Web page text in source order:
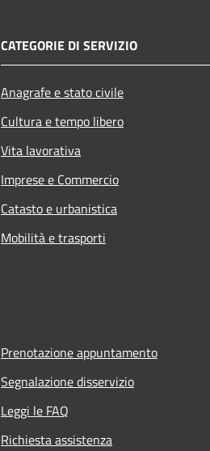
CATEGORIE DI SERVIZIO
Anagrafe e stato civile
Cultura e tempo libero
Vita lavorativa
Imprese e Commercio
Catasto e urbanistica
Mobilità e trasporti
Prenotazione appuntamento
Segnalazione disservizio
Leggi le FAQ
Richiesta assistenza